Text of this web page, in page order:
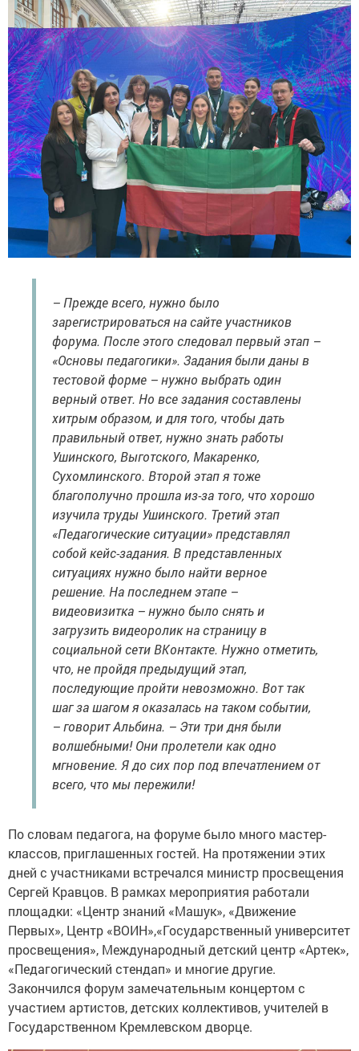
– Прежде всего, нужно было
зарегистрироваться на сайте участников
форума. После этого следовал первый этап –
«Основы педагогики». Задания были даны в
тестовой форме – нужно выбрать один
верный ответ. Но все задания составлены
хитрым образом, и для того, чтобы дать
правильный ответ, нужно знать работы
Ушинского, Выготского, Макаренко,
Сухомлинского. Второй этап я тоже
благополучно прошла из-за того, что хорошо
изучила труды Ушинского. Третий этап
«Педагогические ситуации» представлял
собой кейс-задания. В представленных
ситуациях нужно было найти верное
решение. На последнем этапе –
видеовизитка – нужно было снять и
загрузить видеоролик на страницу в
социальной сети ВКонтакте. Нужно отметить,
что, не пройдя предыдущий этап,
последующие пройти невозможно. Вот так
шаг за шагом я оказалась на таком событии,
– говорит Альбина. – Эти три дня были
волшебными! Они пролетели как одно
мгновение. Я до сих пор под впечатлением от
всего, что мы пережили!
По словам педагога, на форуме было много мастер-
классов, приглашенных гостей. На протяжении этих
дней с участниками встречался министр просвещения
Сергей Кравцов. В рамках мероприятия работали
площадки: «Центр знаний «Машук», «Движение
Первых», Центр «ВОИН»,«Государственный университет
просвещения», Международный детский центр «Артек»,
«Педагогический стендап» и многие другие.
Закончился форум замечательным концертом с
участием артистов, детских коллективов, учителей в
Государственном Кремлевском дворце.